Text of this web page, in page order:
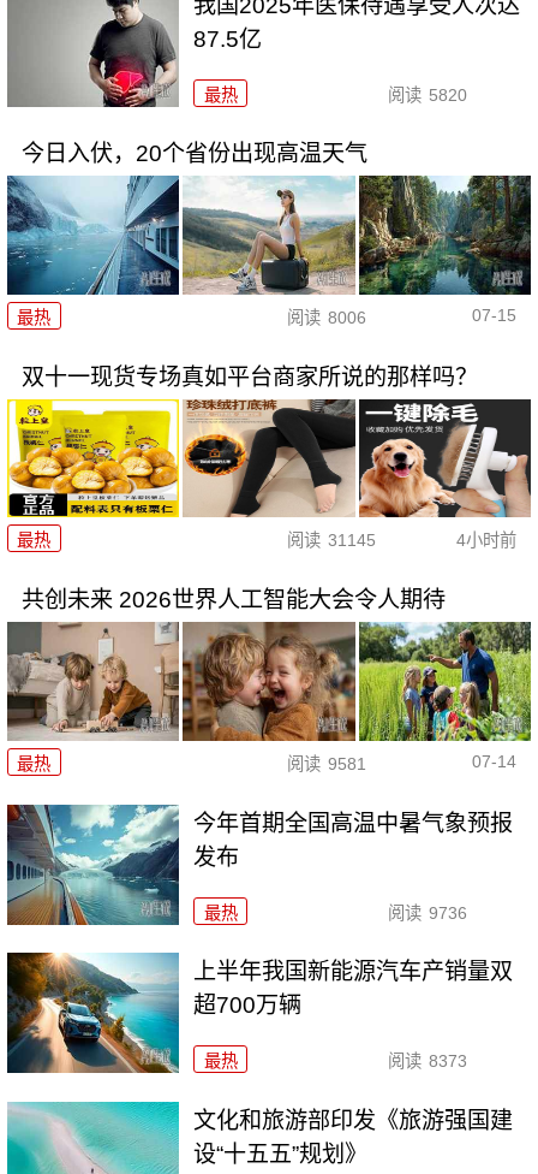
87.5亿
最热 阅读 5820
今日入伏，20个省份出现高温天气
最热 阅读 8006 07-15
双十一现货专场真如平台商家所说的那样吗？
最热 阅读 31145 4小时前
共创未来 2026世界人工智能大会令人期待
最热 阅读 9581 07-14
今年首期全国高温中暑气象预报
发布
最热 阅读 9736
上半年我国新能源汽车产销量双
超700万辆
最热 阅读 8373
文化和旅游部印发《旅游强国建
设“十五五”规划》